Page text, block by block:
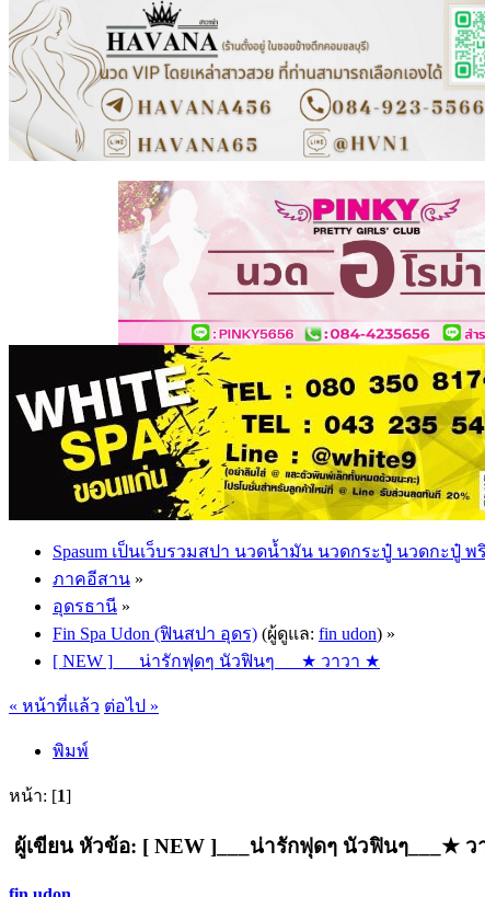
Spasum เป็นเว็บรวมสปา นวดน้ำมัน นวดกระปู๋ นวดกะปู๋
ภาคอีสาน »
อุดรธานี »
Fin Spa Udon (ฟินสปา อุดร) (ผู้ดูแล: fin udon) »
[ NEW ]___น่ารักฟุดๆ นัวฟินๆ___★ วาวา ★
« หน้าที่แล้ว ต่อไป »
พิมพ์
หน้า: [1]
ผู้เขียน หัวข้อ: [ NEW ]___น่ารักฟุดๆ นัวฟินๆ___★